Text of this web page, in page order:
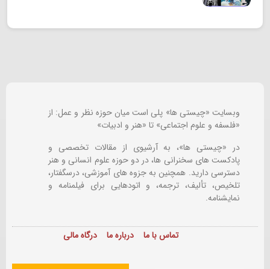
وبسایت «چیستی ها» پلی است میان حوزه نظر و عمل: از
«فلسفه و علوم اجتماعی» تا «هنر و ادبیات»
در «چیستی ها»، به آرشیوی از مقالات تخصصی و
پادکست های سخنرانی ها، در دو حوزه علوم انسانی و هنر
دسترسی دارید. همچنین به جزوه های آموزشی، درسگفتار،
تلخیص، تألیف، ترجمه، و اتودهایی برایفیلمنامه و
نمایشنامه.
تماس با ما درباره ما درگاه مالی